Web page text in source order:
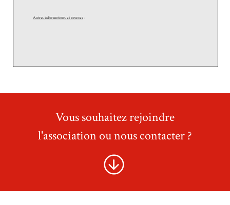
Vous souhaitez rejoindre
l'association ou nous contacter ?